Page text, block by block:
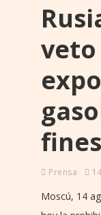
veto
Prensa
Moscú, 14